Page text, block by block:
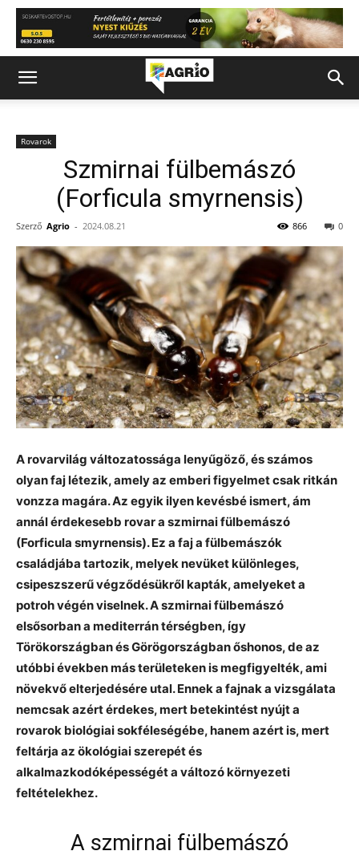
Rovarok
Szmirnai fülbemászó
(Forficula smyrnensis)
Szerző Agrio - 2024.08.21 0
866
A rovarvilág változatossága lenyűgöző, és számos
olyan faj létezik, amely az emberi figyelmet csak ritkán
vonzza magára. Az egyik ilyen kevésbé ismert, ám
annál érdekesebb rovar a szmirnai fülbemászó
(Forficula smyrnensis). Ez a faj a fülbemászók
családjába tartozik, melyek nevüket különleges,
csipeszszerű végződésükről kapták, amelyeket a
potroh végén viselnek. A szmirnai fülbemászó
elsősorban a mediterrán térségben, így
Törökországban és Görögországban őshonos, de az
utóbbi években más területeken is megfigyelték, ami
növekvő elterjedésére utal. Ennek a fajnak a vizsgálata
nemcsak azért érdekes, mert betekintést nyújt a
rovarok biológiai sokféleségébe, hanem azért is, mert
feltárja az ökológiai szerepét és
alkalmazkodóképességét a változó környezeti
feltételekhez.
A szmirnai fülbemászó